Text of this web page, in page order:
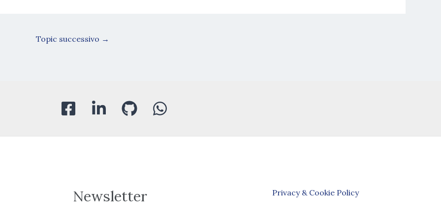
Topic successivo →
Newsletter Privacy & Cookie Policy